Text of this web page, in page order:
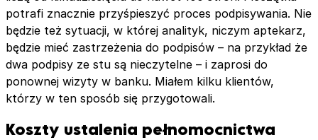
potrafi znacznie przyśpieszyć proces podpisywania. Nie
będzie też sytuacji, w której analityk, niczym aptekarz,
będzie mieć zastrzeżenia do podpisów – na przykład że
dwa podpisy ze stu są nieczytelne – i zaprosi do
ponownej wizyty w banku. Miałem kilku klientów,
którzy w ten sposób się przygotowali.
Koszty ustalenia pełnomocnictwa